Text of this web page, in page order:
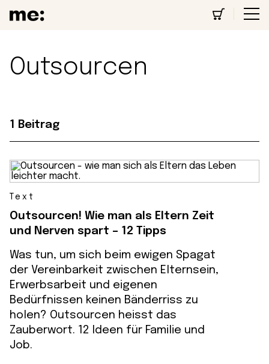
Outsourcen
1 Beitrag
Text
Outsourcen! Wie man als Eltern Zeit
und Nerven spart – 12 Tipps
Was tun, um sich beim ewigen Spagat
der Vereinbarkeit zwischen Elternsein,
Erwerbsarbeit und eigenen
Bedürfnissen keinen Bänderriss zu
holen? Outsourcen heisst das
Zauberwort. 12 Ideen für Familie und
Job.